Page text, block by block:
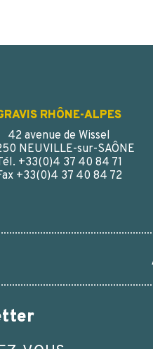
RHÔNE-ALPES
42 avenue de Wissel
NEUVILLE-sur-SAÔNE
+33(0)4 37 40 84 71
+33(0)4 37 40 84 72